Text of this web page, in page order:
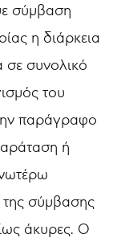
σύμβαση
η διάρκεια
σε συνολικό
του
παράγραφο
ή
σύμβασης
άκυρες. Ο